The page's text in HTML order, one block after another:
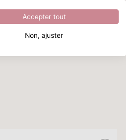
Excellent 4.8sur5
Accepter tout
Non, ajuster